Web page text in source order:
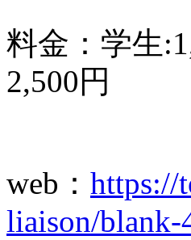
料金：学生
2,500円
web： https://
liaison/blank-